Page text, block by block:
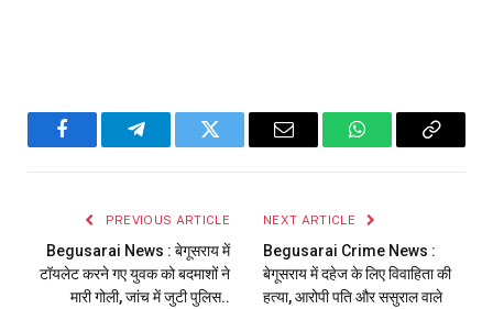
FacebookTelegramTwitter Email WhatsAppCopy
PREVIOUS ARTICLE
Begusarai News : बेगूसराय में
टॉयलेट करने गए युवक को बदमाशों ने
मारी गोली, जांच में जुटी पुलिस..
NEXT ARTICLE
Begusarai Crime News :
बेगूसराय में दहेज के लिए विवाहिता की
हत्या, आरोपी पति और ससुराल वाले